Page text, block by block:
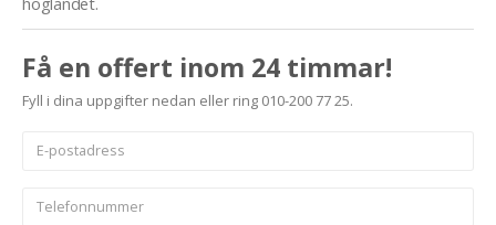
Få en offert inom 24 timmar!
Fyll i dina uppgifter nedan eller ring 010-200 77 25.